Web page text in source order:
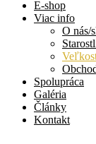
E-shop
Viac info
O nás/
Spolupráca
Galéria
Články
Kontakt